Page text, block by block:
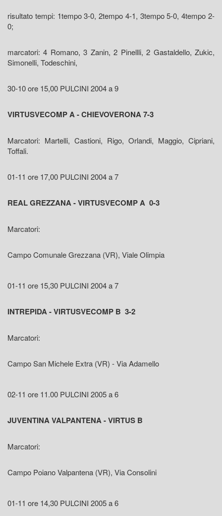
risultato tempi: 1tempo 3-0, 2tempo 4-1, 3tempo 5-0, 4tempo 2-
0;
marcatori: 4 Romano, 3 Zanin, 2 Pinellli, 2 Gastaldello, Zukic,
Simonelli, Todeschini,
30-10 ore 15,00 PULCINI 2004 a 9
VIRTUSVECOMP A - CHIEVOVERONA 7-3
Marcatori: Martelli, Castioni, Rigo, Orlandi, Maggio, Cipriani,
Toffali.
01-11 ore 17,00 PULCINI 2004 a 7
REAL GREZZANA - VIRTUSVECOMP A 0-3
Marcatori:
Campo Comunale Grezzana (VR), Viale Olimpia
01-11 ore 15,30 PULCINI 2004 a 7
INTREPIDA - VIRTUSVECOMP B 3-2
Marcatori:
Campo San Michele Extra (VR) - Via Adamello
02-11 ore 11.00 PULCINI 2005 a 6
JUVENTINA VALPANTENA - VIRTUS B
Marcatori:
Campo Poiano Valpantena (VR), Via Consolini
01-11 ore 14,30 PULCINI 2005 a 6